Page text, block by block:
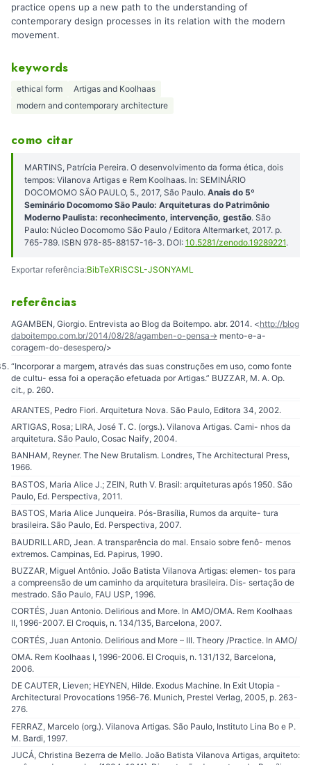
practice opens up a new path to the understanding of
contemporary design processes in its relation with the modern
movement.
keywords
ethical form
Artigas and Koolhaas
modern and contemporary architecture
como citar
MARTINS, Patrícia Pereira. O desenvolvimento da forma ética, dois
tempos: Vilanova Artigas e Rem Koolhaas. In: SEMINÁRIO
DOCOMOMO SÃO PAULO, 5., 2017, São Paulo. Anais do 5º
Seminário Docomomo São Paulo: Arquiteturas do Patrimônio
Moderno Paulista: reconhecimento, intervenção, gestão. São
Paulo: Núcleo Docomomo São Paulo / Editora Altermarket, 2017. p.
765-789. ISBN 978-85-88157-16-3. DOI: 10.5281/zenodo.19289221.
Exportar referência:BibTeXRISCSL-JSONYAML
referências
AGAMBEN, Giorgio. Entrevista ao Blog da Boitempo. abr. 2014. <http://blog
daboitempo.com.br/2014/08/28/agamben-o-pensa- > mento-e-a-
coragem-do-desespero/>
“Incorporar a margem, através das suas construções em uso, como fonte
de cultu- essa foi a operação efetuada por Artigas.” BUZZAR, M. A. Op.
cit., p. 260.
ARANTES, Pedro Fiori. Arquitetura Nova. São Paulo, Editora 34, 2002.
ARTIGAS, Rosa; LIRA, José T. C. (orgs.). Vilanova Artigas. Cami- nhos da
arquitetura. São Paulo, Cosac Naify, 2004.
BANHAM, Reyner. The New Brutalism. Londres, The Architectural Press,
1966.
BASTOS, Maria Alice J.; ZEIN, Ruth V. Brasil: arquiteturas após 1950. São
Paulo, Ed. Perspectiva, 2011.
BASTOS, Maria Alice Junqueira. Pós-Brasília, Rumos da arquite- tura
brasileira. São Paulo, Ed. Perspectiva, 2007.
BAUDRILLARD, Jean. A transparência do mal. Ensaio sobre fenô- menos
extremos. Campinas, Ed. Papirus, 1990.
BUZZAR, Miguel Antônio. João Batista Vilanova Artigas: elemen- tos para
a compreensão de um caminho da arquitetura brasileira. Dis- sertação de
mestrado. São Paulo, FAU USP, 1996.
CORTÉS, Juan Antonio. Delirious and More. In AMO/OMA. Rem Koolhaas
II, 1996-2007. El Croquis, n. 134/135, Barcelona, 2007.
CORTÉS, Juan Antonio. Delirious and More – III. Theory /Practice. In AMO/
OMA. Rem Koolhaas I, 1996-2006. El Croquis, n. 131/132, Barcelona,
2006.
DE CAUTER, Lieven; HEYNEN, Hilde. Exodus Machine. In Exit Utopia -
Architectural Provocations 1956-76. Munich, Prestel Verlag, 2005, p. 263-
276.
FERRAZ, Marcelo (org.). Vilanova Artigas. São Paulo, Instituto Lina Bo e P.
M. Bardi, 1997.
JUCÁ, Christina Bezerra de Mello. João Batista Vilanova Artigas, arquiteto: